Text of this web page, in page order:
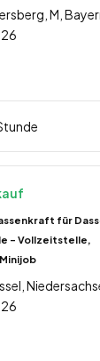
M,
für
– Vollzeitstelle,